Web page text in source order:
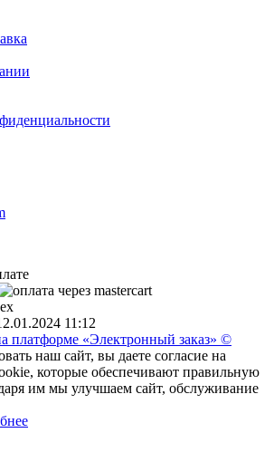
11:12
платформе «Электронный заказ» ©
наш сайт, вы даете согласие на
которые обеспечивают правильную
им мы улучшаем сайт, обслуживание